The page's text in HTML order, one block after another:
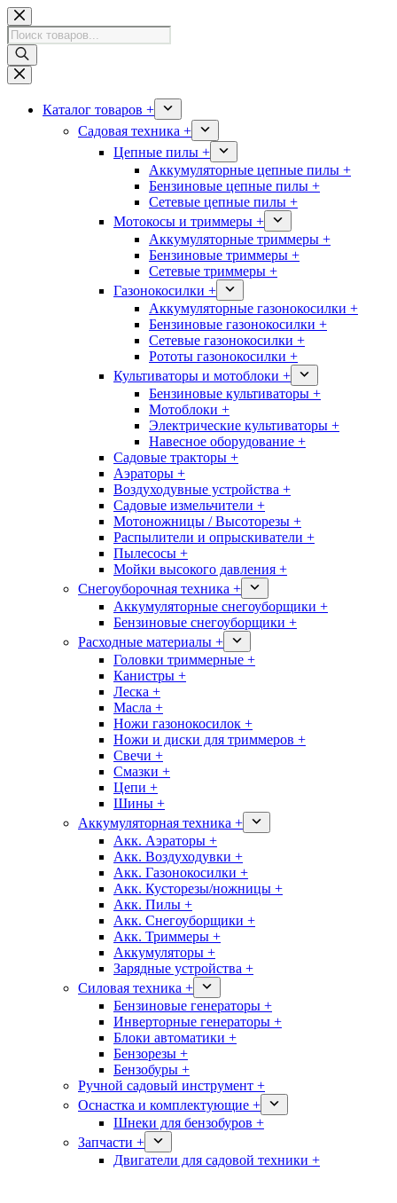
Перейти
к
сути
Поиск
товаров
Каталог товаров +
Садовая техника +
Цепные пилы +
Аккумуляторные цепные пилы +
Бензиновые цепные пилы +
Сетевые цепные пилы +
Мотокосы и триммеры +
Аккумуляторные триммеры +
Бензиновые триммеры +
Сетевые триммеры +
Газонокосилки +
Аккумуляторные газонокосилки +
Бензиновые газонокосилки +
Сетевые газонокосилки +
Рототы газонокосилки +
Культиваторы и мотоблоки +
Бензиновые культиваторы +
Мотоблоки +
Электрические культиваторы +
Навесное оборудование +
Садовые тракторы +
Аэраторы +
Воздуходувные устройства +
Садовые измельчители +
Мотоножницы / Высоторезы +
Распылители и опрыскиватели +
Пылесосы +
Мойки высокого давления +
Снегоуборочная техника +
Аккумуляторные снегоуборщики +
Бензиновые снегоуборщики +
Расходные материалы +
Головки триммерные +
Канистры +
Леска +
Масла +
Ножи газонокосилок +
Ножи и диски для триммеров +
Свечи +
Смазки +
Цепи +
Шины +
Аккумуляторная техника +
Акк. Аэраторы +
Акк. Воздуходувки +
Акк. Газонокосилки +
Акк. Кусторезы/ножницы +
Акк. Пилы +
Акк. Снегоуборщики +
Акк. Триммеры +
Аккумуляторы +
Зарядные устройства +
Силовая техника +
Бензиновые генераторы +
Инверторные генераторы +
Блоки автоматики +
Бензорезы +
Бензобуры +
Ручной садовый инструмент +
Оснастка и комплектующие +
Шнеки для бензобуров +
Запчасти +
Двигатели для садовой техники +